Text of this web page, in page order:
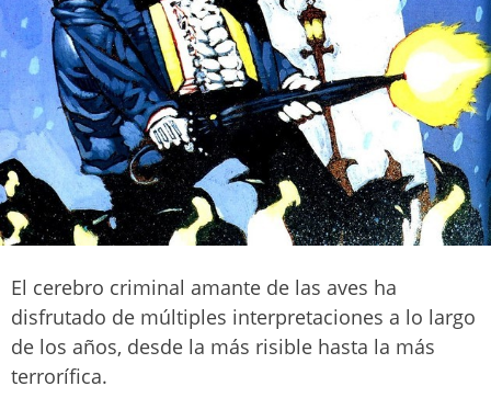
El cerebro criminal amante de las aves ha
disfrutado de múltiples interpretaciones a lo largo
de los años, desde la más risible hasta la más
terrorífica.